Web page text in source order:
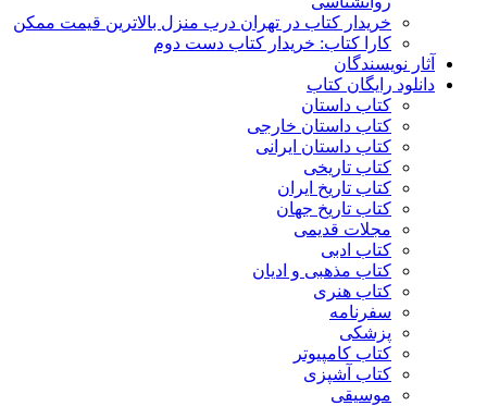
خریدار کتاب در تهران درب منزل بالاترین قیمت ممکن
کارا کتاب: خریدار کتاب دست دوم
آثار نویسندگان
دانلود رایگان کتاب
کتاب داستان
کتاب داستان خارجی
کتاب داستان ایرانی
کتاب تاریخی
کتاب تاریخ ایران
کتاب تاریخ جهان
مجلات قدیمی
کتاب ادبی
کتاب مذهبی و ادیان
کتاب هنری
سفرنامه
پزشکی
کتاب کامپیوتر
کتاب آشپزی
موسیقی